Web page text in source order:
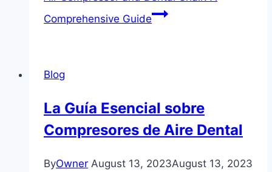
Comprehensive Guide
Blog
La Guía Esencial sobre
Compresores de Aire Dental
ByOwner August 13, 2023August 13, 2023